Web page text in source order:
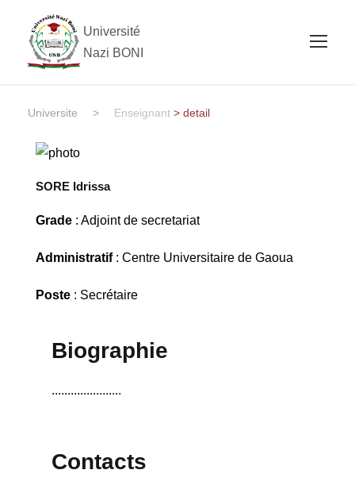
Université
Nazi BONI
Universite > Enseignant > detail
SORE Idrissa
Grade: Adjoint de secretariat
Administratif : Centre Universitaire de Gaoua
Poste: Secrétaire
Biographie
......................
Contacts